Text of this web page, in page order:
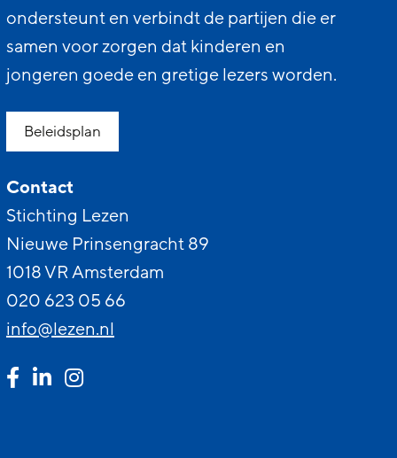
ondersteunt en verbindt de partijen die er
samen voor zorgen dat kinderen en
jongeren goede en gretige lezers worden.
Beleidsplan
Contact
Stichting Lezen
Nieuwe Prinsengracht 89
1018 VR Amsterdam
020 623 05 66
info@lezen.nl